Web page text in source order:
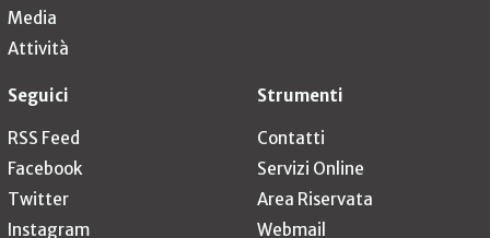
Media
Attività
Seguici
RSS Feed
Facebook
Twitter
Instagram
Strumenti
Contatti
Servizi Online
Area Riservata
Webmail